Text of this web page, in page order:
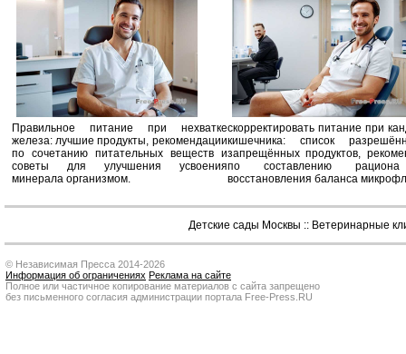
Правильное питание при нехватке
железа: лучшие продукты, рекомендации
по сочетанию питательных веществ и
советы для улучшения усвоения
минерала организмом.
скорректировать питание при
кишечника: список
запрещённых продуктов,
по составлению
восстановления баланса
Детские сады Москвы :: Ветеринарные
© Независимая Пресса 2014-2026
Информация об ограничениях Реклама на сайте
Полное или частичное копирование материалов с сайта запрещено
без письменного согласия администрации портала Free-Press.RU